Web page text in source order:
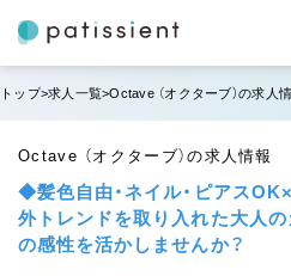
トップ 求人一覧 Octave （オクターブ）の求人
Octave （オクターブ）の求人情報
◆髪色自由・ネイル・ピアス
外トレンドを取り入れた大人の
の感性を活かしませんか？